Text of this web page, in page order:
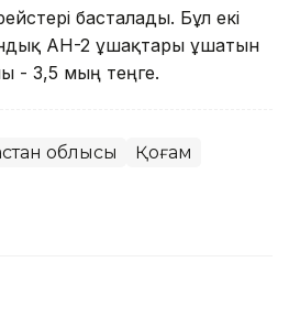
басталады. Бұл екі
АН-2 ұшақтары ұшатын
- 3,5 мың теңге.
облысы Қоғам